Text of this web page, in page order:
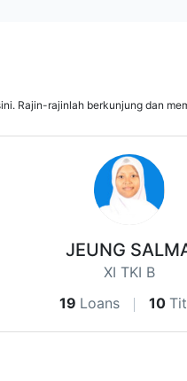
Rajin-rajinlah berkunjung dan
JEUNG
XI TKI B
19 Loans 10